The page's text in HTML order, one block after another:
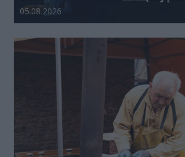
Data dodania galerii:
05.08.2026